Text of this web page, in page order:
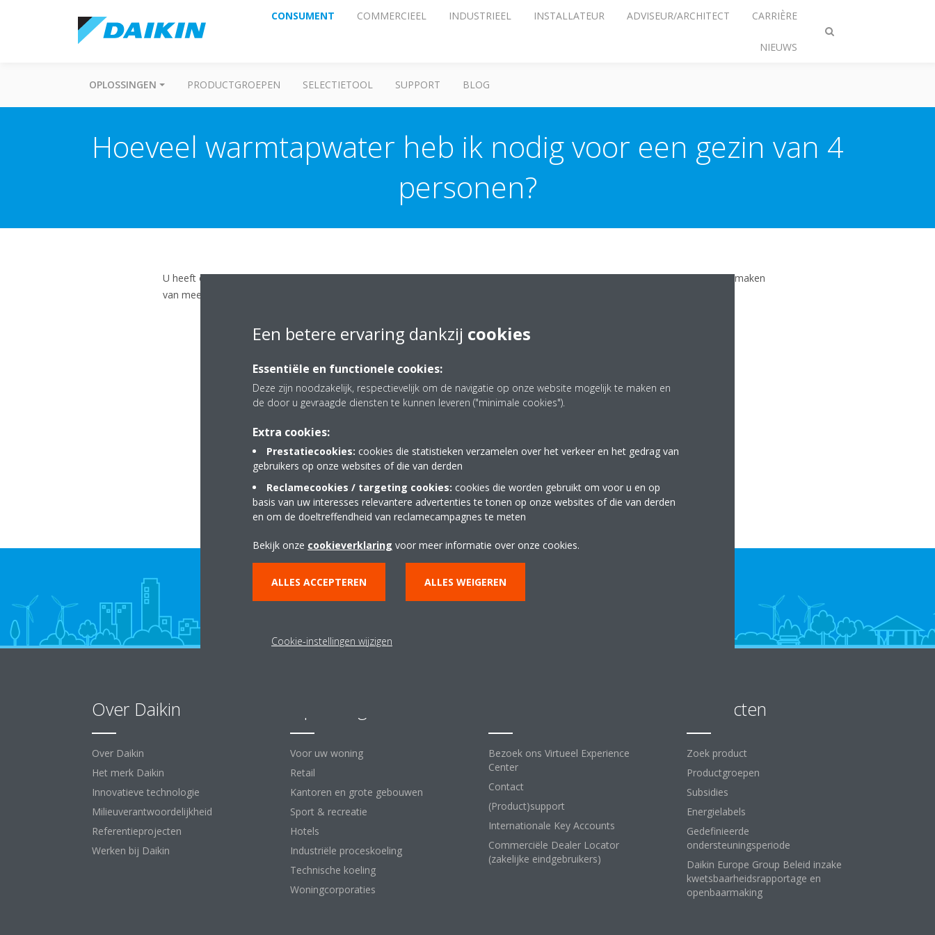
Zoeken
CONSUMENT COMMERCIEEL INDUSTRIEEL INSTALLATEUR ADVISEUR/ARCHITECT CARRIÈRE
NIEUWS
OPLOSSINGEN PRODUCTGROEPEN SELECTIETOOL SUPPORT BLOG
Hoeveel warmtapwater heb ik nodig voor een gezin van 4
personen?
U heeft ongeveer 50 liter nodig per persoon, u kunt kiezen tussen de ingebouwde boiler van 180 liter of 230 liter. Wilt u gebruik maken
van meer warmtapwater dan kunt u kiezen voor een wandmodel met losse boiler.
Over Daikin
Over Daikin
Het merk Daikin
Innovatieve technologie
Milieuverantwoordelijkheid
Referentieprojecten
Werken bij Daikin
Voor uw woning
Retail
Kantoren en grote gebouwen
Sport & recreatie
Hotels
Industriële proceskoeling
Technische koeling
Woningcorporaties
Bezoek ons Virtueel Experience
Center
Contact
(Product)support
Internationale Key Accounts
Commerciële Dealer Locator
(zakelijke eindgebruikers)
Producten
Zoek product
Productgroepen
Subsidies
Energielabels
Gedefinieerde
ondersteuningsperiode
Daikin Europe Group Beleid inzake
kwetsbaarheidsrapportage en
openbaarmaking
Een betere ervaring dankzij cookies
Essentiële en functionele cookies:
Deze zijn noodzakelijk, respectievelijk om de navigatie op onze website mogelijk te maken en
de door u gevraagde diensten te kunnen leveren ("minimale cookies").
Extra cookies:
Prestatiecookies: cookies die statistieken verzamelen over het verkeer en het gedrag van
gebruikers op onze websites of die van derden
Reclamecookies / targeting cookies: cookies die worden gebruikt om voor u en op
basis van uw interesses relevantere advertenties te tonen op onze websites of die van derden
en om de doeltreffendheid van reclamecampagnes te meten
Bekijk onze cookieverklaring voor meer informatie over onze cookies.
ALLES ACCEPTEREN ALLES WEIGEREN
Cookie-instellingen wijzigen